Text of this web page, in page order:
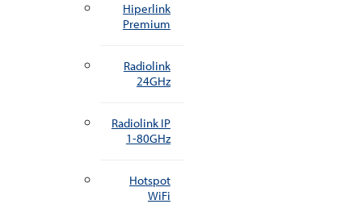
Hiperlink
Premium
Radiolink
24GHz
Radiolink IP
1-80GHz
Hotspot
WiFi